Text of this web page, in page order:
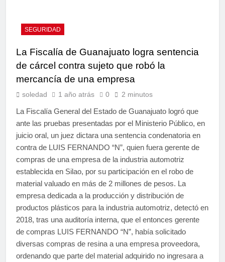
SEGURIDAD
La Fiscalía de Guanajuato logra sentencia
de cárcel contra sujeto que robó la
mercancía de una empresa
soledad 1 año atrás 0 2 minutos
La Fiscalía General del Estado de Guanajuato logró que
ante las pruebas presentadas por el Ministerio Público, en
juicio oral, un juez dictara una sentencia condenatoria en
contra de LUIS FERNANDO “N”, quien fuera gerente de
compras de una empresa de la industria automotriz
establecida en Silao, por su participación en el robo de
material valuado en más de 2 millones de pesos. La
empresa dedicada a la producción y distribución de
productos plásticos para la industria automotriz, detectó en
2018, tras una auditoría interna, que el entonces gerente
de compras LUIS FERNANDO “N”, había solicitado
diversas compras de resina a una empresa proveedora,
ordenando que parte del material adquirido no ingresara a